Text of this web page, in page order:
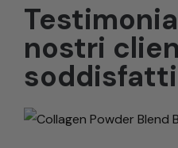
nostri
soddisfatti